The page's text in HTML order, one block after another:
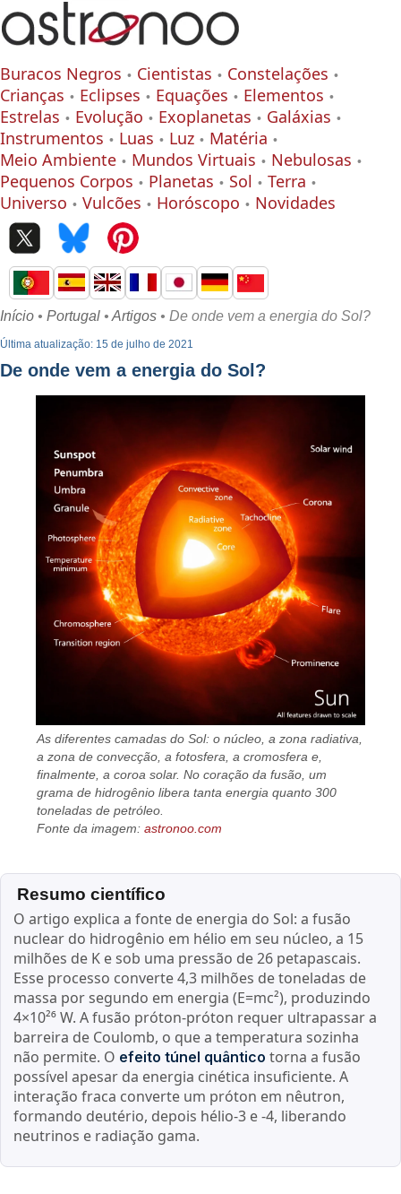
Buracos Negros Cientistas
Constelações
Crianças
Eclipses Equações
Elementos
Estrelas
Evolução Exoplanetas
Galáxias
Instrumentos
Luas Luz
Matéria
Meio Ambiente
Mundos Virtuais
Nebulosas
Pequenos Corpos
Planetas Sol
Terra
Universo
Vulcões Horóscopo Novidades
Início • Portugal • Artigos • De onde vem a energia do Sol?
Última atualização: 15 de julho de 2021
De onde vem a energia do Sol?
As diferentes camadas do Sol: o núcleo, a zona radiativa,
a zona de convecção, a fotosfera, a cromosfera e,
finalmente, a coroa solar. No coração da fusão, um
grama de hidrogênio libera tanta energia quanto 300
toneladas de petróleo.
Fonte da imagem:astronoo.com
Resumo científico
O artigo explica a fonte de energia do Sol: a fusão
nuclear do hidrogênio em hélio em seu núcleo, a 15
milhões de K e sob uma pressão de 26 petapascais.
Esse processo converte 4,3 milhões de toneladas de
massa por segundo em energia (E=mc²), produzindo
4×10²⁶ W. A fusão próton-próton requer ultrapassar a
barreira de Coulomb, o que a temperatura sozinha
não permite. O efeito túnel quântico torna a fusão
possível apesar da energia cinética insuficiente. A
interação fraca converte um próton em nêutron,
formando deutério, depois hélio-3 e -4, liberando
neutrinos e radiação gama.